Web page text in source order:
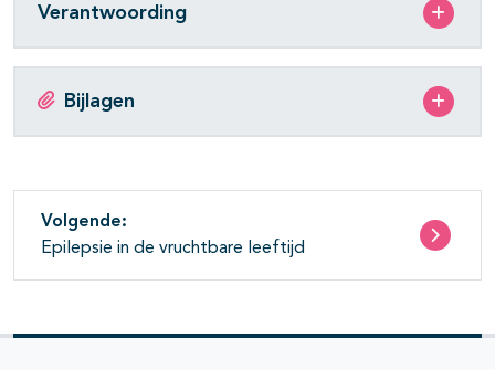
Verantwoording
Bijlagen
Volgende:
Epilepsie in de vruchtbare leeftijd